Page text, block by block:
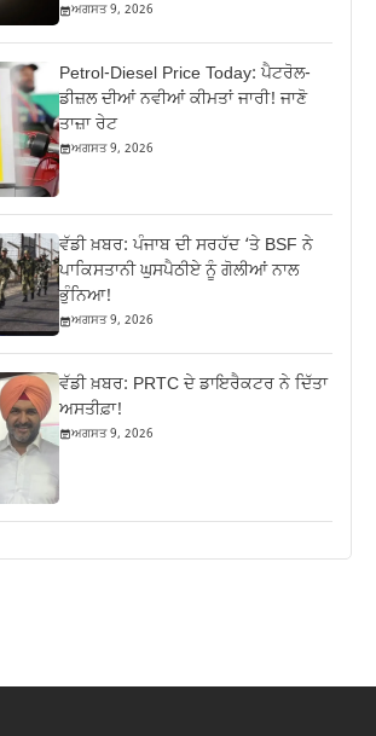
ਅਗਸਤ 9, 2026
Petrol-Diesel Price Today: ਪੈਟਰੋਲ-
ਡੀਜ਼ਲ ਦੀਆਂ ਨਵੀਆਂ ਕੀਮਤਾਂ ਜਾਰੀ! ਜਾਣੋ
ਤਾਜ਼ਾ ਰੇਟ
ਅਗਸਤ 9, 2026
ਵੱਡੀ ਖ਼ਬਰ: ਪੰਜਾਬ ਦੀ ਸਰਹੱਦ ‘ਤੇ BSF ਨੇ
ਪਾਕਿਸਤਾਨੀ ਘੁਸਪੈਠੀਏ ਨੂੰ ਗੋਲੀਆਂ ਨਾਲ
ਭੁੰਨਿਆ!
ਅਗਸਤ 9, 2026
ਵੱਡੀ ਖ਼ਬਰ: PRTC ਦੇ ਡਾਇਰੈਕਟਰ ਨੇ ਦਿੱਤਾ
ਅਸਤੀਫ਼ਾ!
ਅਗਸਤ 9, 2026